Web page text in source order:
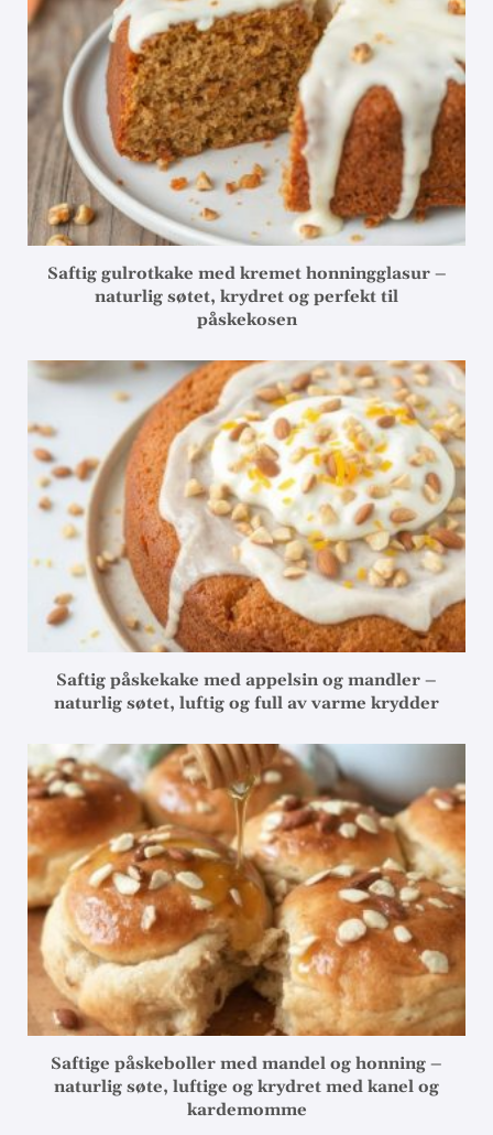
Saftig gulrotkake med kremet honningglasur –
naturlig søtet, krydret og perfekt til
påskekosen
Saftig påskekake med appelsin og mandler –
naturlig søtet, luftig og full av varme krydder
Saftige påskeboller med mandel og honning –
naturlig søte, luftige og krydret med kanel og
kardemomme